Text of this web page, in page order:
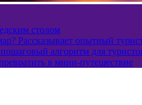
столом
Рассказывает опытный
алгоритм для
в мини-путешествие